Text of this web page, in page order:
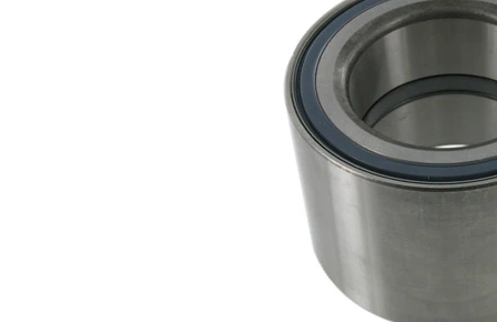
Listă de piese de schimb
Cantitate